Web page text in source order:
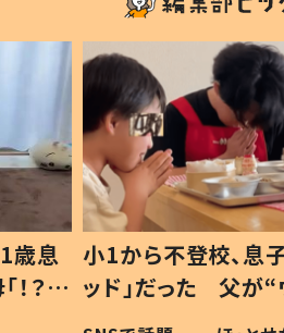
歳息
？」
小1から不登校、息
ッド」だった 父が
作り続ける理由と